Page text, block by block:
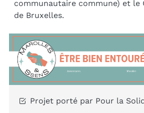
communautaire commune) et le
de Bruxelles.
Projet porté par Pour la